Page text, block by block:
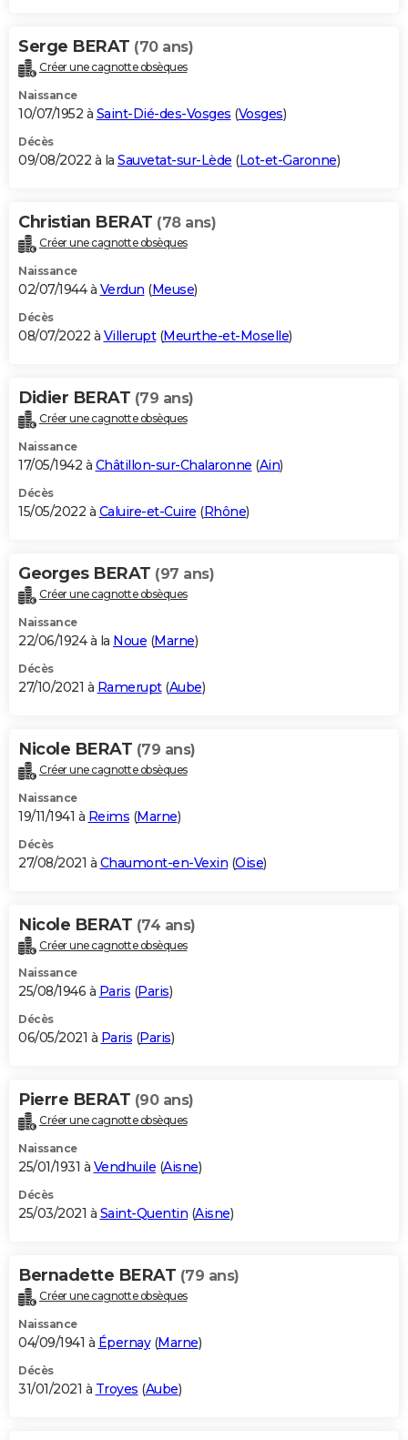
Serge BERAT (70 ans)
Créer une cagnotte obsèques
Naissance
10/07/1952 à Saint-Dié-des-Vosges (Vosges)
Décès
09/08/2022 à la Sauvetat-sur-Lède (Lot-et-Garonne)
Christian BERAT (78 ans)
Créer une cagnotte obsèques
Naissance
02/07/1944 à Verdun (Meuse)
Décès
08/07/2022 à Villerupt(Meurthe-et-Moselle)
Didier BERAT (79 ans)
Créer une cagnotte obsèques
Naissance
17/05/1942 à Châtillon-sur-Chalaronne (Ain)
Décès
15/05/2022 à Caluire-et-Cuire (Rhône)
Georges BERAT (97 ans)
Créer une cagnotte obsèques
Naissance
22/06/1924 à la Noue (Marne)
Décès
27/10/2021 à Ramerupt(Aube)
Nicole BERAT (79 ans)
Créer une cagnotte obsèques
Naissance
19/11/1941 à Reims (Marne)
Décès
27/08/2021 à Chaumont-en-Vexin (Oise)
Nicole BERAT (74 ans)
Créer une cagnotte obsèques
Naissance
25/08/1946 à Paris (Paris)
Décès
06/05/2021 à Paris (Paris)
Pierre BERAT (90 ans)
Créer une cagnotte obsèques
Naissance
25/01/1931 à Vendhuile (Aisne)
Décès
25/03/2021 à Saint-Quentin (Aisne)
Bernadette BERAT (79 ans)
Créer une cagnotte obsèques
Naissance
04/09/1941 à Épernay(Marne)
Décès
31/01/2021 à Troyes (Aube)